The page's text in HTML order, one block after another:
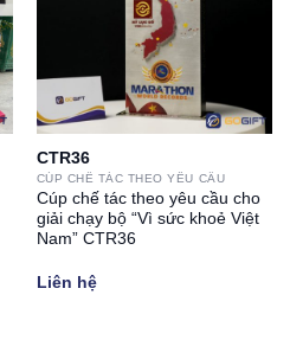
CTR36
CÚP CHẾ TÁC THEO YÊU CẦU
Cúp chế tác theo yêu cầu cho
giải chạy bộ “Vì sức khoẻ Việt
Nam” CTR36
Liên hệ